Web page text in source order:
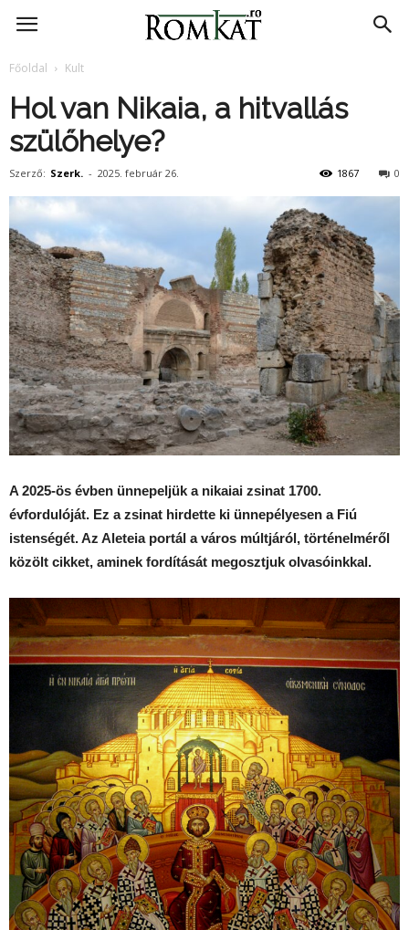
RomKat.ro
Főoldal Kult
Hol van Nikaia, a hitvallás
szülőhelye?
Szerző: Szerk. - 2025. február 26. 0
1867
A 2025-ös évben ünnepeljük a nikaiai zsinat 1700.
évfordulóját. Ez a zsinat hirdette ki ünnepélyesen a Fiú
istenségét. Az Aleteia portál a város múltjáról, történelméről
közölt cikket, aminek fordítását megosztjuk olvasóinkkal.